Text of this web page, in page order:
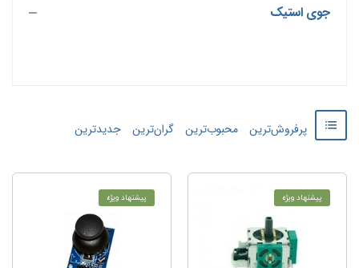
جوی استیک
پرفروش‌ترین محبوب‌ترین گران‌ترین جدید‌‌ترین
پیشنهاد ویژه پیشنهاد ویژه